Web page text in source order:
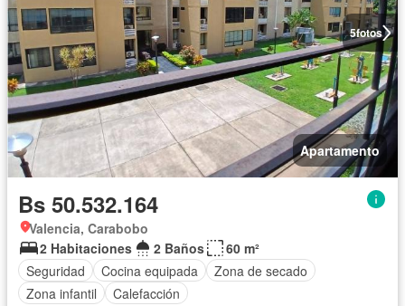
5fotos
Apartamento
Bs 50.532.164
Valencia, Carabobo
2 Habitaciones
2 Baños
60 m²
Seguridad
Cocina equipada
Zona de secado
Zona infantil
Calefacción